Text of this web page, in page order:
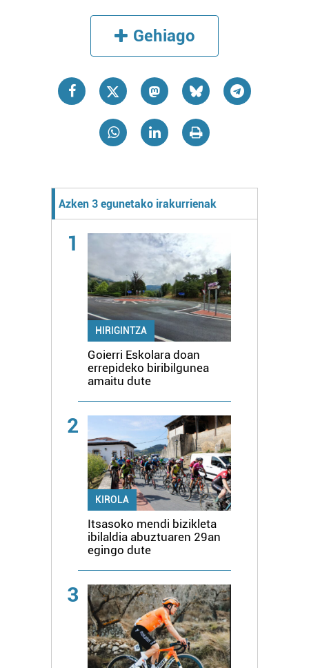
Gehiago
Azken 3 egunetako irakurrienak
1
HIRIGINTZA
Goierri Eskolara doan
errepideko biribilgunea
amaitu dute
2
KIROLA
Itsasoko mendi bizikleta
ibilaldia abuztuaren 29an
egingo dute
3